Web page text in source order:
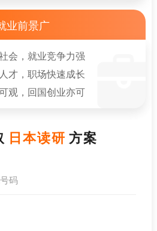
业前景广
会，就业竞争力强
才，职场快速成长
观，回国创业亦可
日本读研 方案